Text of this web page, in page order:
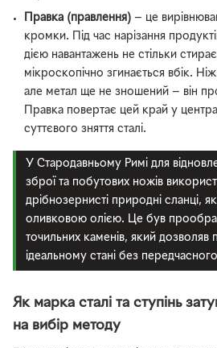
Правка (правлення) — це
кромки. Під час нарізання
дією навантажень не стільки
мікроскопічно згинається вбік.
але метал ще не зношений — він
Правка повертає цей край у
суттєвого зняття сталі.
У Стародавньому Римі для
зброї та побутових ножів
дрібнозернисті природні сланці,
оливковою олією. Це був
точильних каменів, який дозволяв
ідеальному стані без
Як марка сталі та ступінь
на вибір методу